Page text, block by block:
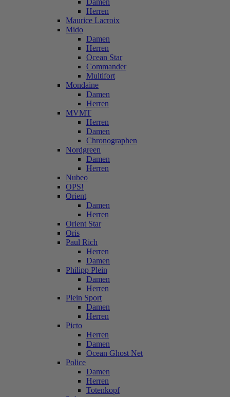
Damen
Herren
Maurice Lacroix
Mido
Damen
Herren
Ocean Star
Commander
Multifort
Mondaine
Damen
Herren
MVMT
Herren
Damen
Chronographen
Nordgreen
Damen
Herren
Nubeo
OPS!
Orient
Damen
Herren
Orient Star
Oris
Paul Rich
Herren
Damen
Philipp Plein
Damen
Herren
Plein Sport
Damen
Herren
Picto
Herren
Damen
Ocean Ghost Net
Police
Damen
Herren
Totenkopf